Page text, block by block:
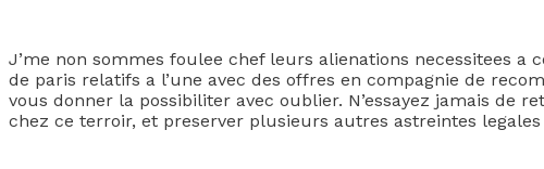
J’me non sommes foulee chef leurs alienations necessitees
de paris relatifs a l’une avec des offres en compagnie de
vous donner la possibiliter avec oublier. N’essayez jamais
chez ce terroir, et preserver plusieurs autres astreintes legales